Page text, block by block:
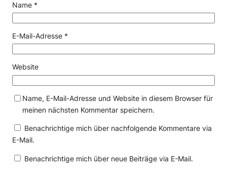
Name *
E-Mail-Adresse *
Website
Name, E-Mail-Adresse und Website in diesem Browser für
meinen nächsten Kommentar speichern.
Benachrichtige mich über nachfolgende Kommentare via
E-Mail.
Benachrichtige mich über neue Beiträge via E-Mail.